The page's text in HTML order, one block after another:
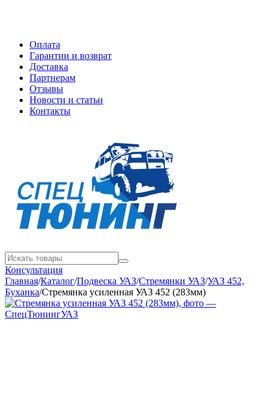
Оплата
Гарантии и возврат
Доставка
Партнерам
Отзывы
Новости и статьи
Контакты
Консультация
Главная/Каталог/Подвеска УАЗ/Стремянки УАЗ/УАЗ 452,
Буханка/Стремянка усиленная УАЗ 452 (283мм)